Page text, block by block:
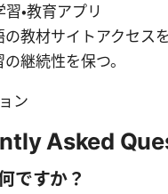
・教育アプリ
の教材サイトアクセス
継続性を保つ。
ン
Asked
ですか？